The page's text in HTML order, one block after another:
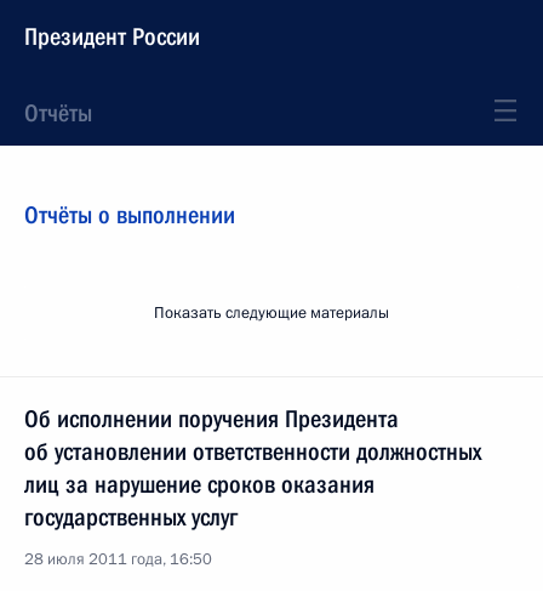
Президент России
Отчёты
Отчёты о выполнении
Показать следующие материалы
Об исполнении поручения Президента
об установлении ответственности должностных
лиц за нарушение сроков оказания
государственных услуг
28 июля 2011 года, 16:50